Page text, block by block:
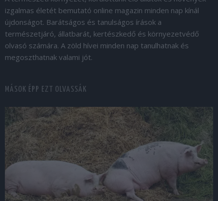
izgalmas életét bemutató online magazin minden nap kínál
újdonságot. Barátságos és tanulságos írások a
természetjáró, állatbarát, kertészkedő és környezetvédő
olvasó számára. A zöld hívei minden nap tanulhatnak és
megoszthatnak valami jót.
MÁSOK ÉPP EZT OLVASSÁK